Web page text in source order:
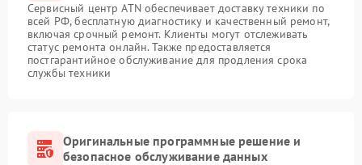
Сервисный центр ATN обеспечивает доставку техники по
всей РФ, бесплатную диагностику и качественный ремонт,
включая срочный ремонт. Клиенты могут отслеживать
статус ремонта онлайн. Также предоставляется
постгарантийное обслуживание для продления срока
службы техники
Оригинальные программные решение и
безопасное обслуживание данных